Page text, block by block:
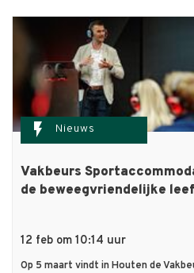
flash_on Nieuws
Vakbeurs
de beweegvriendelijke
12 feb om 10:14 uur
Op 5 maart vindt in Houten de